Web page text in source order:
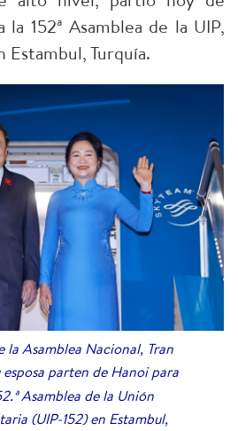
la 152ª Asamblea de la UIP,
Estambul, Turquía.
la Asamblea Nacional, Tran
esposa parten de Hanoi para
Asamblea de la Unión
(UIP-152) en Estambul,